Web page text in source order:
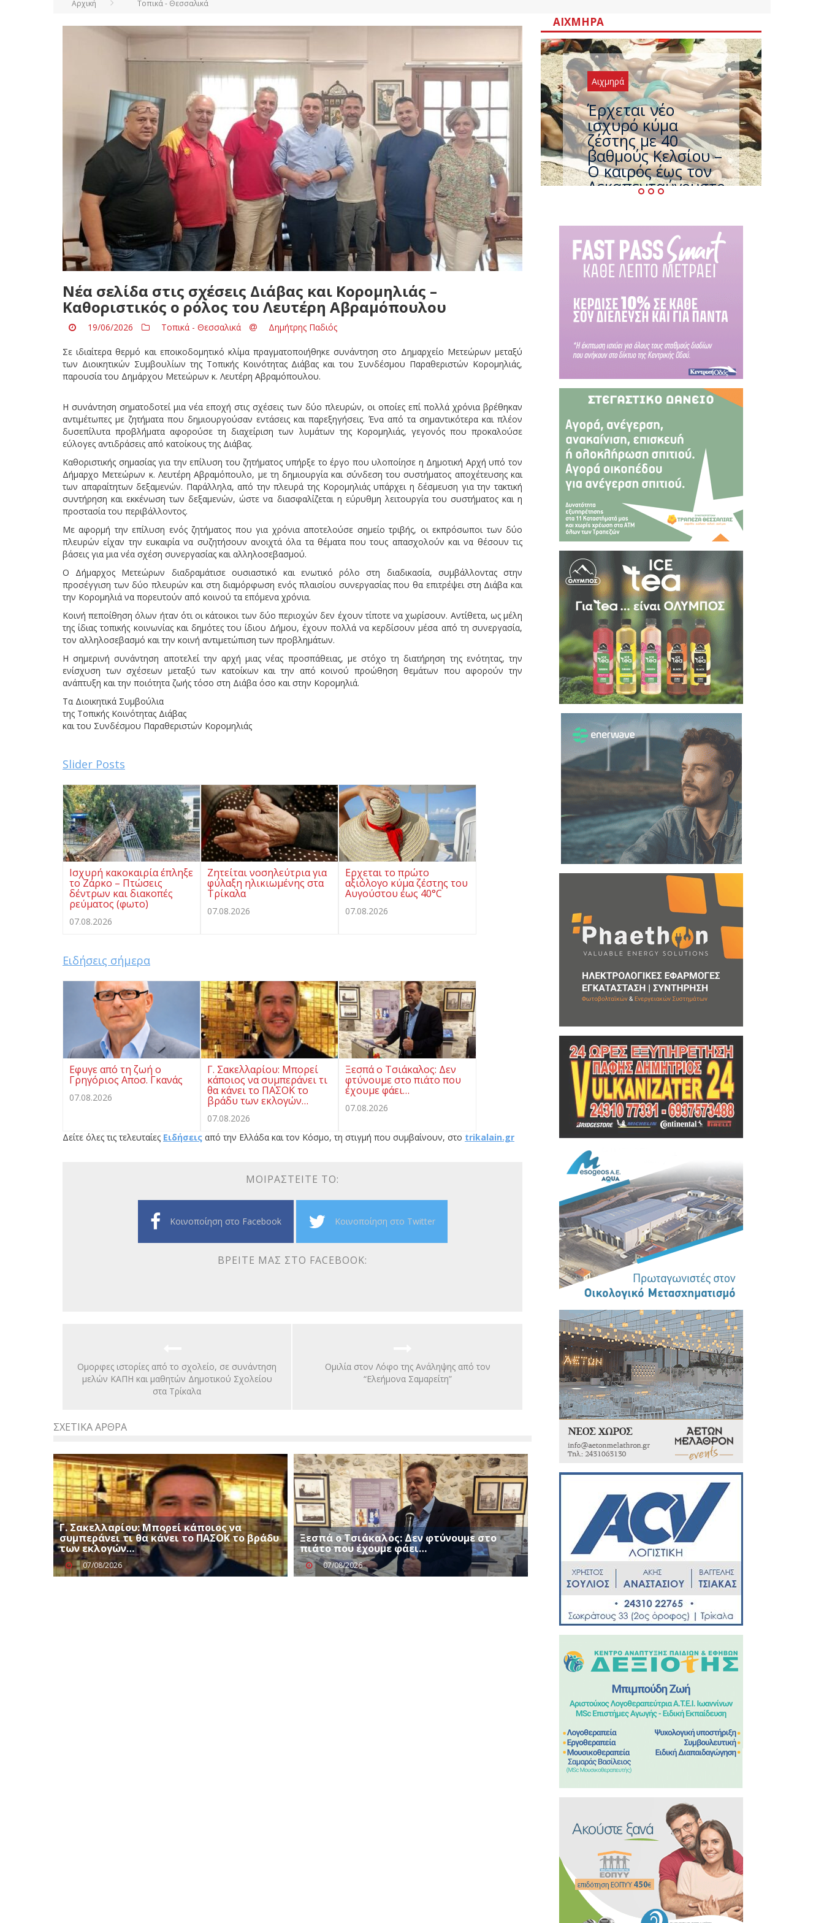
Αρχική Τοπικά - Θεσσαλικά
Νέα σελίδα στις σχέσεις Διάβας και Κορομηλιάς –
Καθοριστικός ο ρόλος του Λευτέρη Αβραμόπουλου
19/06/2026 Τοπικά - Θεσσαλικά Δημήτρης Παδιός
Σε ιδιαίτερα θερμό και εποικοδομητικό κλίμα πραγματοποιήθηκε συνάντηση στο Δημαρχείο Μετεώρων μεταξύ
των Διοικητικών Συμβουλίων της Τοπικής Κοινότητας Διάβας και του Συνδέσμου Παραθεριστών Κορομηλιάς,
παρουσία του Δημάρχου Μετεώρων κ. Λευτέρη Αβραμόπουλου.
Η συνάντηση σηματοδοτεί μια νέα εποχή στις σχέσεις των δύο πλευρών, οι οποίες επί πολλά χρόνια βρέθηκαν
αντιμέτωπες με ζητήματα που δημιουργούσαν εντάσεις και παρεξηγήσεις. Ένα από τα σημαντικότερα και πλέον
δυσεπίλυτα προβλήματα αφορούσε τη διαχείριση των λυμάτων της Κορομηλιάς, γεγονός που προκαλούσε
εύλογες αντιδράσεις από κατοίκους της Διάβας.
Καθοριστικής σημασίας για την επίλυση του ζητήματος υπήρξε το έργο που υλοποίησε η Δημοτική Αρχή υπό τον
Δήμαρχο Μετεώρων κ. Λευτέρη Αβραμόπουλο, με τη δημιουργία και σύνδεση του συστήματος αποχέτευσης και
των απαραίτητων δεξαμενών. Παράλληλα, από την πλευρά της Κορομηλιάς υπάρχει η δέσμευση για την τακτική
συντήρηση και εκκένωση των δεξαμενών, ώστε να διασφαλίζεται η εύρυθμη λειτουργία του συστήματος και η
προστασία του περιβάλλοντος.
Με αφορμή την επίλυση ενός ζητήματος που για χρόνια αποτελούσε σημείο τριβής, οι εκπρόσωποι των δύο
πλευρών είχαν την ευκαιρία να συζητήσουν ανοιχτά όλα τα θέματα που τους απασχολούν και να θέσουν τις
βάσεις για μια νέα σχέση συνεργασίας και αλληλοσεβασμού.
Ο Δήμαρχος Μετεώρων διαδραμάτισε ουσιαστικό και ενωτικό ρόλο στη διαδικασία, συμβάλλοντας στην
προσέγγιση των δύο πλευρών και στη διαμόρφωση ενός πλαισίου συνεργασίας που θα επιτρέψει στη Διάβα και
την Κορομηλιά να πορευτούν από κοινού τα επόμενα χρόνια.
Κοινή πεποίθηση όλων ήταν ότι οι κάτοικοι των δύο περιοχών δεν έχουν τίποτε να χωρίσουν. Αντίθετα, ως μέλη
της ίδιας τοπικής κοινωνίας και δημότες του ίδιου Δήμου, έχουν πολλά να κερδίσουν μέσα από τη συνεργασία,
τον αλληλοσεβασμό και την κοινή αντιμετώπιση των προβλημάτων.
Η σημερινή συνάντηση αποτελεί την αρχή μιας νέας προσπάθειας, με στόχο τη διατήρηση της ενότητας, την
ενίσχυση των σχέσεων μεταξύ των κατοίκων και την από κοινού προώθηση θεμάτων που αφορούν την
ανάπτυξη και την ποιότητα ζωής τόσο στη Διάβα όσο και στην Κορομηλιά.
Τα Διοικητικά Συμβούλια
της Τοπικής Κοινότητας Διάβας
και του Συνδέσμου Παραθεριστών Κορομηλιάς
Slider Posts
Ισχυρή κακοκαιρία έπληξε
το Ζάρκο – Πτώσεις
δέντρων και διακοπές
ρεύματος (φωτο)
07.08.2026
Ζητείται νοσηλεύτρια για
φύλαξη ηλικιωμένης στα
Τρίκαλα
07.08.2026
Ερχεται το πρώτο
αξιόλογο κύμα ζέστης του
Αυγούστου έως 40°C
07.08.2026
Ειδήσεις σήμερα
Eφυγε από τη ζωή ο
Γρηγόριος Αποσ. Γκανάς
07.08.2026
Γ. Σακελλαρίου: Μπορεί
κάποιος να συμπεράνει τι
θα κάνει το ΠΑΣΟΚ το
βράδυ των εκλογών…
07.08.2026
Ξεσπά ο Τσιάκαλος: Δεν
φτύνουμε στο πιάτο που
έχουμε φάει…
07.08.2026
Δείτε όλες τις τελευταίες Ειδήσεις από την Ελλάδα και τον Κόσμο, τη στιγμή που συμβαίνουν, στο trikalain.gr
ΜΟΙΡΑΣΤΕΊΤΕ ΤΟ:
Κοινοποίηση στο Facebook Κοινοποίηση στο Twitter
ΒΡΕΊΤΕ ΜΑΣ ΣΤΟ FACEBOOK:
Ομορφες ιστορίες από το σχολείο, σε συνάντηση
μελών ΚΑΠΗ και μαθητών Δημοτικού Σχολείου
στα Τρίκαλα
Ομιλία στον Λόφο της Ανάληψης από τον
“Ελεήμονα Σαμαρείτη”
ΣΧΕΤΙΚΆ ΆΡΘΡΑ
Γ. Σακελλαρίου: Μπορεί κάποιος να
συμπεράνει τι θα κάνει το ΠΑΣΟΚ το βράδυ
των εκλογών…
07/08/2026
Ξεσπά ο Τσιάκαλος: Δεν φτύνουμε στο
πιάτο που έχουμε φάει…
07/08/2026
ΑΙΧΜΗΡΆ
Αιχμηρά
Άφαντος ο
Τσίπρας… την ώρα
που η χώρα
καίγεται